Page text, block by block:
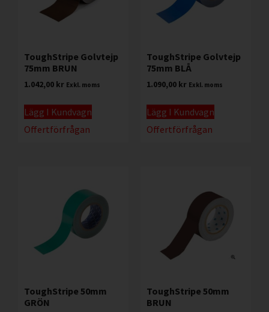
ToughStripe Golvtejp
75mm BRUN
1.042,00 kr Exkl. moms
Lägg I Kundvagn
Offertförfrågan
ToughStripe Golvtejp
75mm BLÅ
1.090,00 kr Exkl. moms
Lägg I Kundvagn
Offertförfrågan
ToughStripe 50mm
GRÖN
ToughStripe 50mm
BRUN